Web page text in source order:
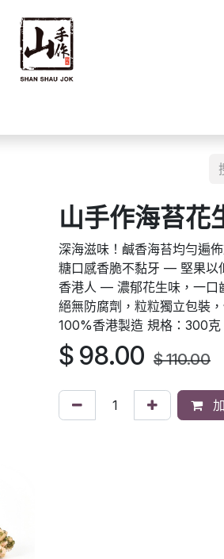
山手作海苔花
深海滋味！鹹香海苔均勻遍
糖口感香脆不黏牙 — 堅果以
香港人 — 濃郁花生味，一
絕無防腐劑，粒粒獨立包裝
100%香港製造 規格：300
$ 98.00 $110.00